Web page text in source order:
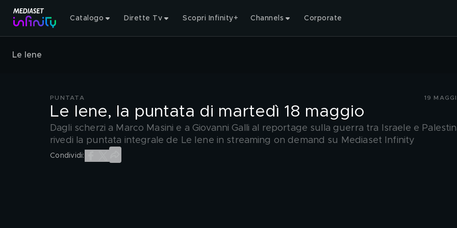
Catalogo Dirette Tv Scopri Infinity+ Channels Corporate
Le Iene
PUNTATA 19
Le Iene, la puntata di martedì 18 maggio
Dagli scherzi a Marco Masini e a Giovanni Galli al reportage sulla guerra tra Israele e
rivedi la puntata integrale de Le Iene in streaming on demand su Mediaset Infinity
Condividi: